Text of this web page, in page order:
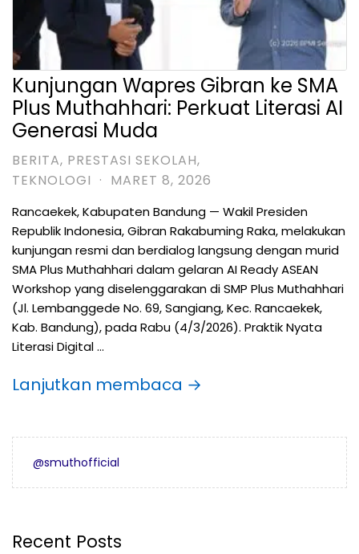
Kunjungan Wapres Gibran ke SMA
Plus Muthahhari: Perkuat Literasi AI
Generasi Muda
BERITA, PRESTASI SEKOLAH,
TEKNOLOGI · MARET 8, 2026
Rancaekek, Kabupaten Bandung — Wakil Presiden
Republik Indonesia, Gibran Rakabuming Raka, melakukan
kunjungan resmi dan berdialog langsung dengan murid
SMA Plus Muthahhari dalam gelaran AI Ready ASEAN
Workshop yang diselenggarakan di SMP Plus Muthahhari
(Jl. Lembanggede No. 69, Sangiang, Kec. Rancaekek,
Kab. Bandung), pada Rabu (4/3/2026). Praktik Nyata
Literasi Digital …
Lanjutkan membaca →
@smuthofficial
Recent Posts